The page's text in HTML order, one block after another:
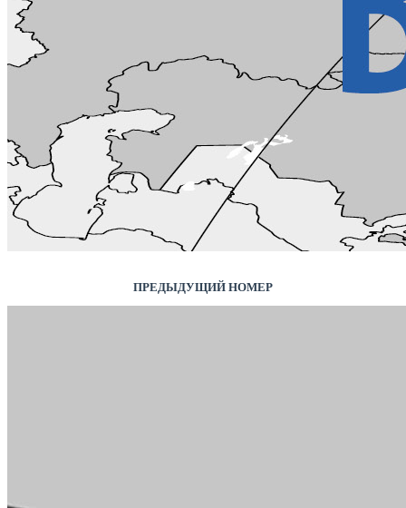
ПРЕДЫДУЩИЙ НОМЕР